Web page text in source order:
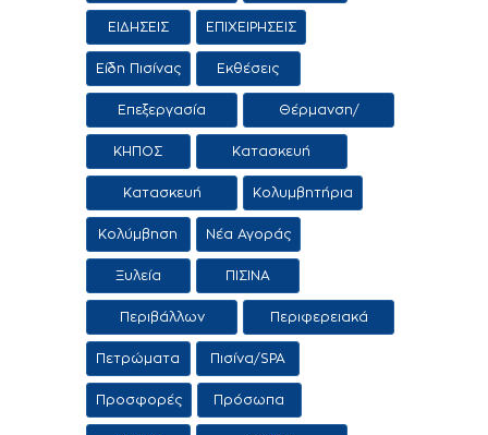
Τοπίου
ΕΙΔΗΣΕΙΣ ΕΠΙΧΕΙΡΗΣΕΙΣ
Είδη Πισίνας Εκθέσεις
Επεξεργασία
Νερού
Θέρμανση/
Αφύγρανση
ΚΗΠΟΣ
Κατασκευή
εμπορία αιθρίων
Κατασκευή
εμπορία
κολυμβητικών
δεξαμενών
Κολυμβητήρια
Κολύμβηση Νέα Αγοράς
Ξυλεία ΠΙΣΙΝΑ
Περιβάλλων
χώρος
Περιφερειακά
προϊόντα /
Πετρώματα Πισίνα/SPA
Προσφορές Πρόσωπα